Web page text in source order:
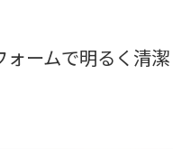
ォームで明るく清潔